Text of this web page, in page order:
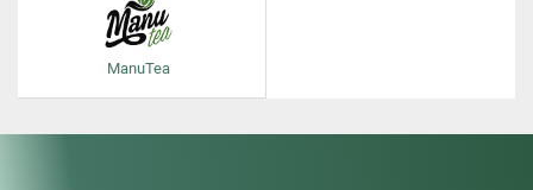
ManuTea